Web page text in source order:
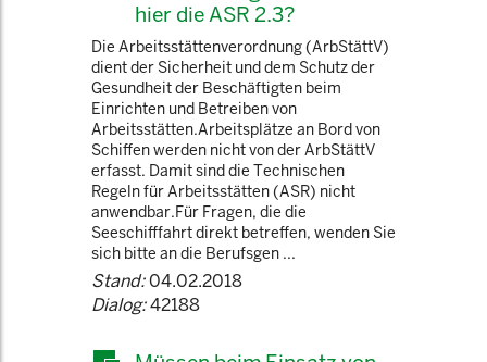
hier die ASR 2.3?
Die Arbeitsstättenverordnung (ArbStättV)
dient der Sicherheit und dem Schutz der
Gesundheit der Beschäftigten beim
Einrichten und Betreiben von
Arbeitsstätten.Arbeitsplätze an Bord von
Schiffen werden nicht von der ArbStättV
erfasst. Damit sind die Technischen
Regeln für Arbeitsstätten (ASR) nicht
anwendbar.Für Fragen, die die
Seeschifffahrt direkt betreffen, wenden Sie
sich bitte an die Berufsgen ...
Stand:04.02.2018
Dialog:42188